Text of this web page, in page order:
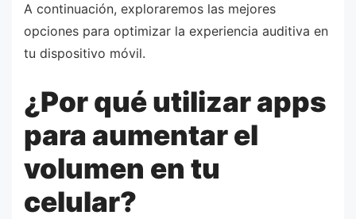
A continuación, exploraremos las mejores
opciones para optimizar la experiencia auditiva en
tu dispositivo móvil.
¿Por qué utilizar apps
para aumentar el
volumen en tu
celular?